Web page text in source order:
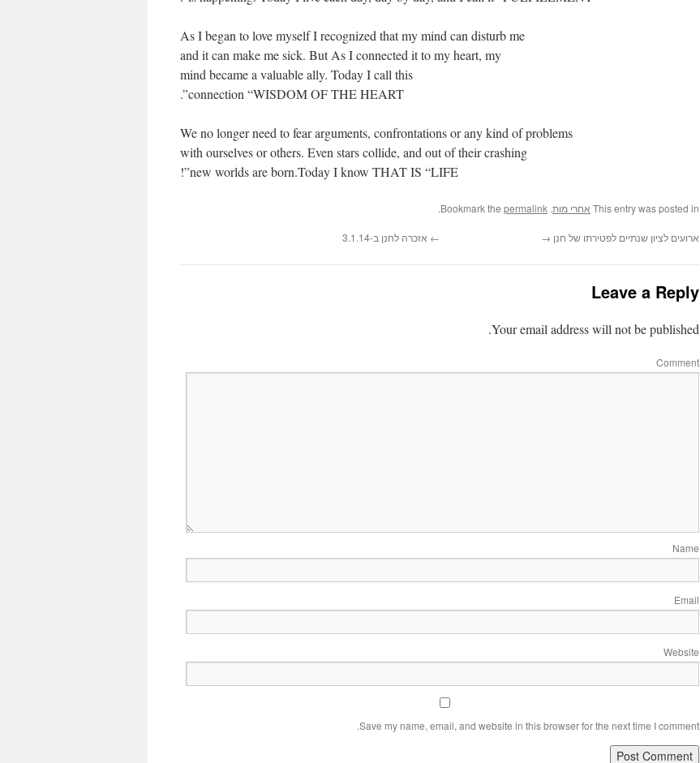
As I began to love myself I recognized that my mind can disturb me
and it can make me sick. But As I connected it to my heart, my
mind became a valuable ally. Today I call this
connection “WISDOM OF THE HEART”.
We no longer need to fear arguments, confrontations or any kind of problems
with ourselves or others. Even stars collide, and out of their crashing
new worlds are born.Today I know THAT IS “LIFE”!
This entry was posted in אחרי מות. Bookmark the
permalink
.
← אזכרה לחנן ב-3.1.14 ארועים לציון שנתיים לפטירתו של חנן →
Leave a Reply
Your email address will not be published.
Comment
Name
Email
Website
Save my name, email, and website in this browser for the next time I comment.